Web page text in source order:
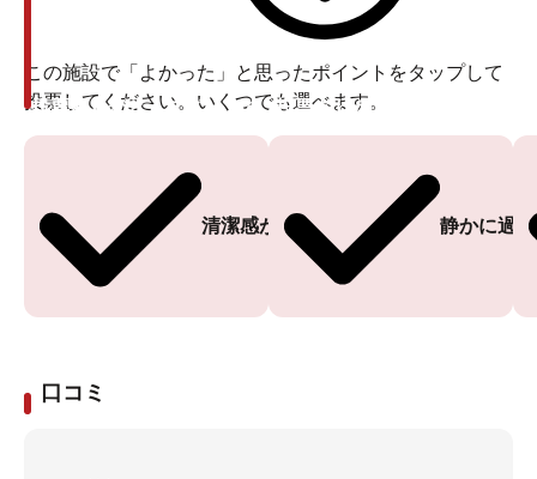
この施設で「よかった」と思ったポイントをタップして
投票してください。いくつでも選べます。
清潔感がある
投票ありがとうございます
静かに過
投票ありがとうございます
口コミ